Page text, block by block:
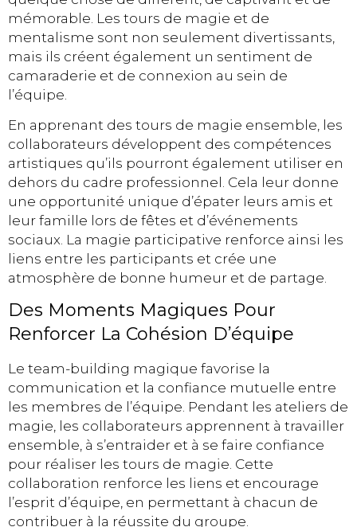
mémorable. Les tours de magie et de
mentalisme sont non seulement divertissants,
mais ils créent également un sentiment de
camaraderie et de connexion au sein de
l’équipe.
En apprenant des tours de magie ensemble, les
collaborateurs développent des compétences
artistiques qu’ils pourront également utiliser en
dehors du cadre professionnel. Cela leur donne
une opportunité unique d’épater leurs amis et
leur famille lors de fêtes et d’événements
sociaux. La magie participative renforce ainsi les
liens entre les participants et crée une
atmosphère de bonne humeur et de partage.
Des Moments Magiques Pour
Renforcer La Cohésion D’équipe
Le team-building magique favorise la
communication et la confiance mutuelle entre
les membres de l’équipe. Pendant les ateliers de
magie, les collaborateurs apprennent à travailler
ensemble, à s’entraider et à se faire confiance
pour réaliser les tours de magie. Cette
collaboration renforce les liens et encourage
l’esprit d’équipe, en permettant à chacun de
contribuer à la réussite du groupe.